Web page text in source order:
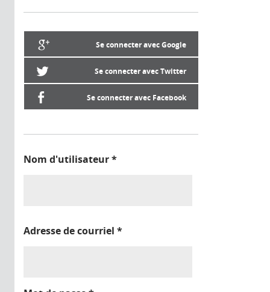
Se connecter avec Google
Se connecter avec Twitter
Se connecter avec Facebook
Nom d'utilisateur*
Adresse de courriel *